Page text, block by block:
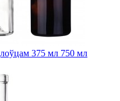
375 мл 750 мл